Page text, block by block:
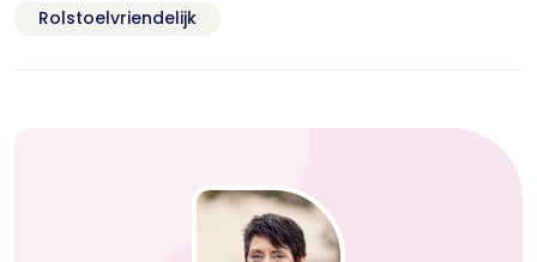
Rolstoelvriendelijk